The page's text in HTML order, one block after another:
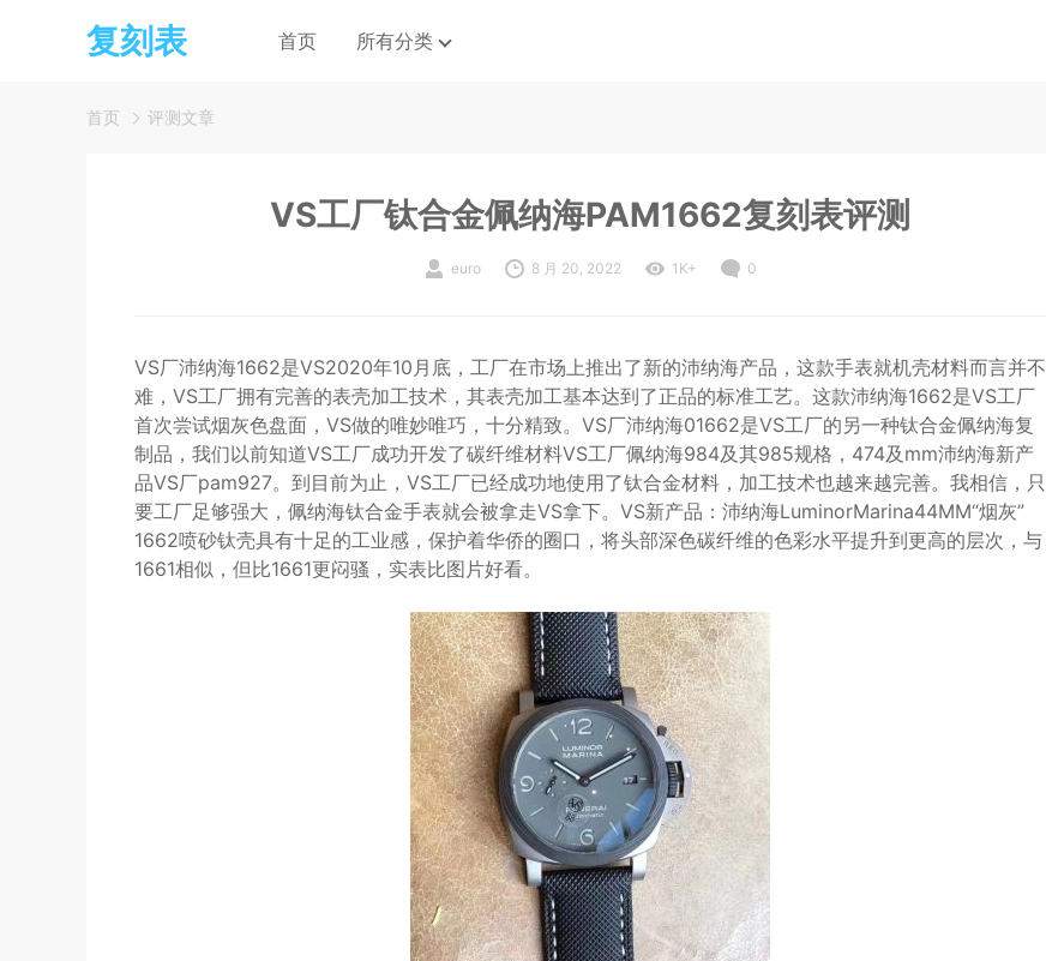
复刻表 首页 所有分类
首页 评测文章
VS工厂钛合金佩纳海PAM1662复刻表评测
euro 8 月 20, 2022 1K+ 0
VS厂沛纳海1662是VS2020年10月底，工厂在市场上推出了新的沛纳海产品，这款手表就机壳材料而言并不
难，VS工厂拥有完善的表壳加工技术，其表壳加工基本达到了正品的标准工艺。这款沛纳海1662是VS工厂
首次尝试烟灰色盘面，VS做的唯妙唯巧，十分精致。VS厂沛纳海01662是VS工厂的另一种钛合金佩纳海复
制品，我们以前知道VS工厂成功开发了碳纤维材料VS工厂佩纳海984及其985规格，474及mm沛纳海新产
品VS厂pam927。到目前为止，VS工厂已经成功地使用了钛合金材料，加工技术也越来越完善。我相信，只
要工厂足够强大，佩纳海钛合金手表就会被拿走VS拿下。VS新产品：沛纳海LuminorMarina44MM“烟灰”
1662喷砂钛壳具有十足的工业感，保护着华侨的圈口，将头部深色碳纤维的色彩水平提升到更高的层次，与
1661相似，但比1661更闷骚，实表比图片好看。